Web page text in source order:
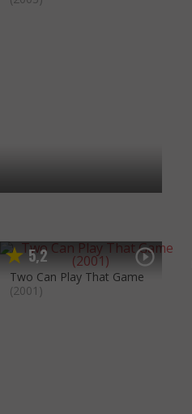
5,2
Two Can Play That Game
(2001)